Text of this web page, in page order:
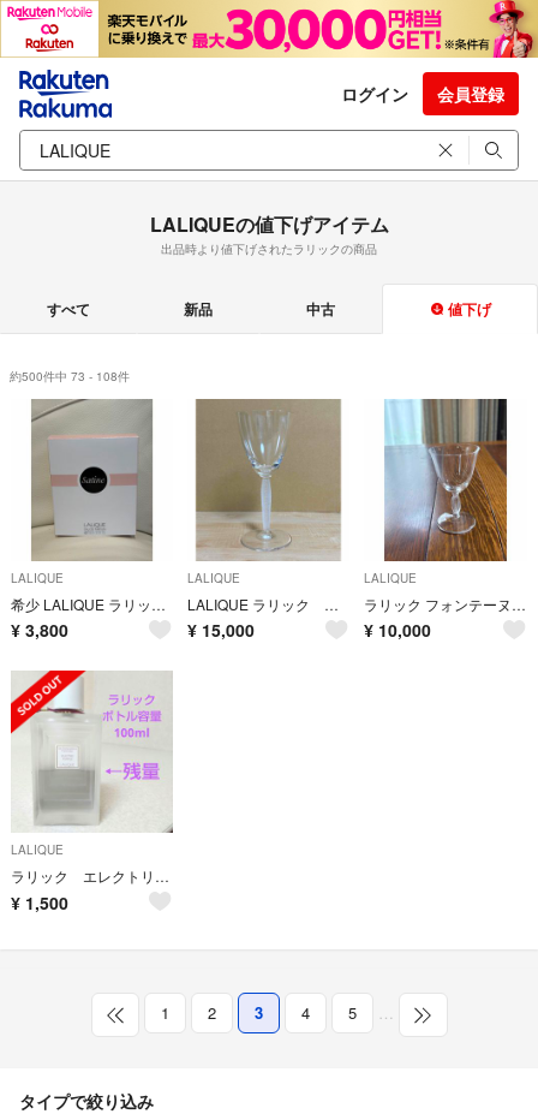
ログイン 会員登録
LALIQUEの値下げアイテム
出品時より値下げされたラリックの商品
すべて 新品 中古 値下げ
約500件中 73 - 108件
LALIQUE
希少 LALIQUE ラリック サティーヌ オードパルファム 香水 100ml
¥ 3,800
LALIQUE
LALIQUE ラリック クリスタル グラス ルーブル
¥ 15,000
LALIQUE
ラリック フォンテーヌブロー ワイングラス
¥ 10,000
LALIQUE
ラリック エレクトリック パープル パルファム 100ml YJ50
¥ 1,500
1 2 3 4 5 …
タイプで絞り込み